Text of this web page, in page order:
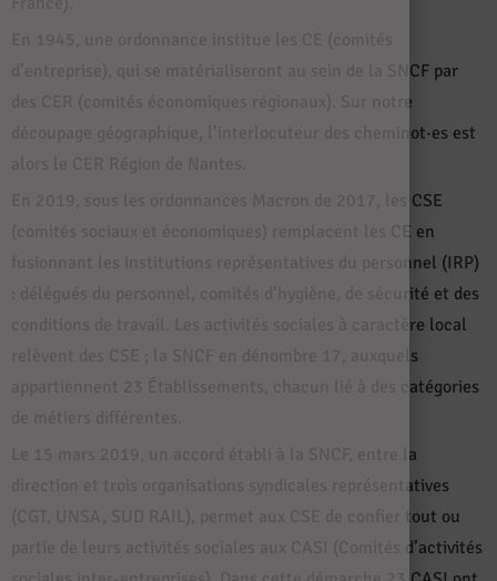
d’entreprise), qui se matérialiseront au sein de la SNCF par
des CER (comités économiques régionaux). Sur notre
découpage géographique, l’interlocuteur des cheminot·es est
En 2019, sous les ordonnances Macron de 2017, les CSE
(comités sociaux et économiques) remplacent les CE en
fusionnant les institutions représentatives du personnel (IRP)
: délégués du personnel, comités d’hygiène, de sécurité et des
conditions de travail. Les activités sociales à caractère local
relèvent des CSE ; la SNCF en dénombre 17, auxquels
appartiennent 23 Établissements, chacun lié à des catégories
Le 15 mars 2019, un accord établi à la SNCF, entre la
direction et trois organisations syndicales représentatives
(CGT, UNSA, SUD RAIL), permet aux CSE de confier tout ou
partie de leurs activités sociales aux CASI (Comités d’activités